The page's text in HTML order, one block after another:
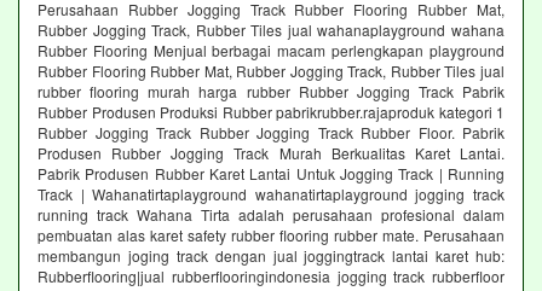
Perusahaan Rubber Jogging Track Rubber Flooring Rubber Mat,
Rubber Jogging Track, Rubber Tiles jual wahanaplayground wahana
Rubber Flooring Menjual berbagai macam perlengkapan playground
Rubber Flooring Rubber Mat, Rubber Jogging Track, Rubber Tiles jual
rubber flooring murah harga rubber Rubber Jogging Track Pabrik
Rubber Produsen Produksi Rubber pabrikrubber.rajaproduk kategori 1
Rubber Jogging Track Rubber Jogging Track Rubber Floor. Pabrik
Produsen Rubber Jogging Track Murah Berkualitas Karet Lantai.
Pabrik Produsen Rubber Karet Lantai Untuk Jogging Track | Running
Track | Wahanatirtaplayground wahanatirtaplayground jogging track
running track Wahana Tirta adalah perusahaan profesional dalam
pembuatan alas karet safety rubber flooring rubber mate. Perusahaan
membangun joging track dengan jual joggingtrack lantai karet hub:
Rubberflooring|jual rubberflooringindonesia jogging track rubberfloor